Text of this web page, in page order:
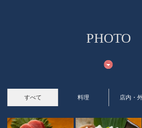
PHOTO
すべて 料理 店内・